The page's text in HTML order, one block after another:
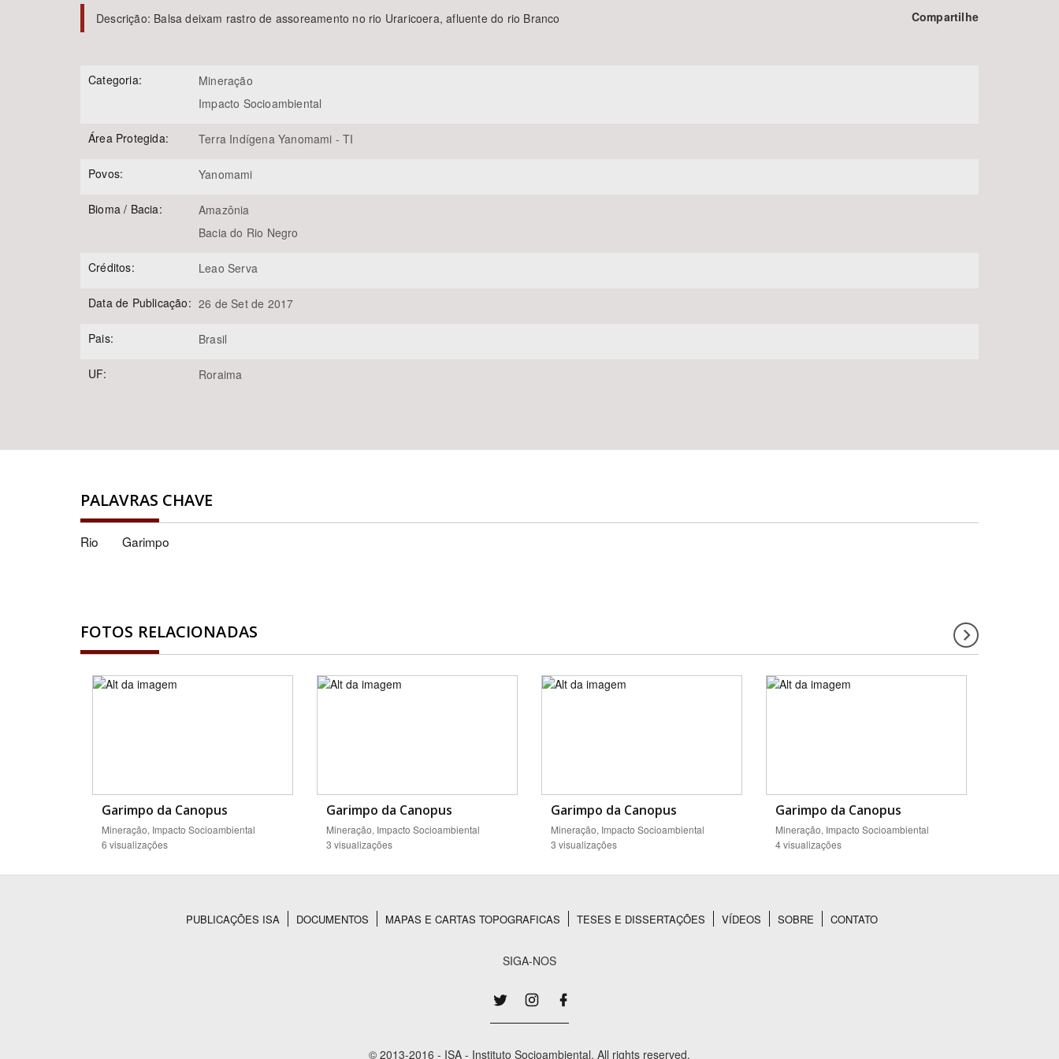
Área de Levantamento
Descrição: Balsa deixam rastro de assoreamento no rio Uraricoera, afluente do rio Branco Compartilhe
Categoria:
Mineração
Impacto Socioambiental
Área Protegida: Terra Indígena Yanomami - TI
Povos: Yanomami
Bioma / Bacia:
Amazônia
Bacia do Rio Negro
Créditos: Leao Serva
Data de Publicação: 26 de Set de 2017
Pais: Brasil
UF: Roraima
PALAVRAS CHAVE
Rio Garimpo
FOTOS RELACIONADAS
Garimpo da Canopus
Mineração, Impacto Socioambiental
6 visualizações
Garimpo da Canopus
Mineração, Impacto Socioambiental
3 visualizações
Garimpo da Canopus
Mineração, Impacto Socioambiental
3 visualizações
Garimpo da Canopus
Mineração, Impacto Socioambiental
4 visualizações
PUBLICAÇÕES ISA DOCUMENTOS MAPAS E CARTAS TOPOGRAFICAS TESES E DISSERTAÇÕES VÍDEOS SOBRE CONTATO
SIGA-NOS
© 2013-2016 - ISA - Instituto Socioambiental. All rights reserved.